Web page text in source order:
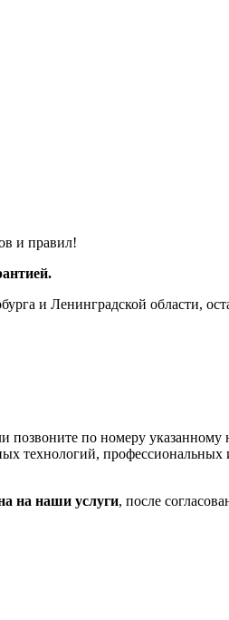
и правил!
и Ленинградской области,
позвоните по номеру
технологий, профессиональных
на наши услуги, после